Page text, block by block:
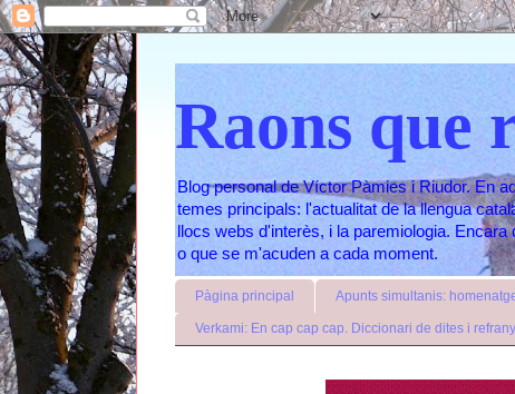
Raons que
Blog personal de Víctor Pàmies i Riudor. En
temes principals: l'actualitat de la llengua
llocs webs d'interès, i la paremiologia.
o que se m'acuden a cada moment.
Pàgina principal Apunts simultanis:
Verkami: En cap cap cap. Diccionari de dites i